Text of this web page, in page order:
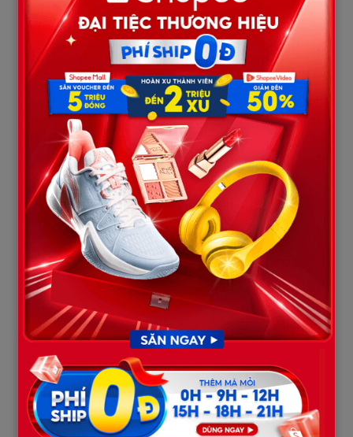
Một năm sau.
Tùng dẫn về một cô gái.
Xinh.
Ăn mặc sang trọng.
Gia đình giàu.
Tôi nhìn… đã biết.
Cô ấy lễ phép.
Nhưng có khoảng cách.
Tôi hiểu.
Tôi không trách.
Vì tôi cũng thấy mình lạc lõng.
Đám cưới được tổ chức lớn.
Khách mời đông.
Nhà gái làm chủ.
Tôi chỉ đứng một góc.